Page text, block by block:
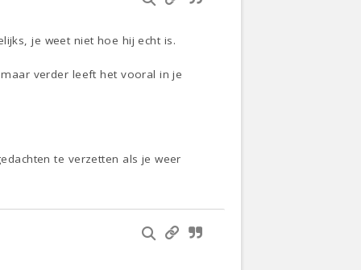
je weet niet hoe hij echt is.
verder leeft het vooral in je
te verzetten als je weer